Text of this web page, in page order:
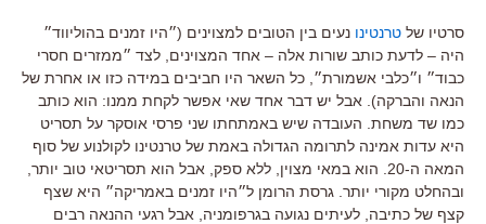
סרטיו של טרנטינו נעים בין הטובים למצוינים (״היו זמנים בהוליווד״
היה – לדעת כותב שורות אלה – אחד המצוינים לצד ״ממזרים חסרי
כבוד״ ו״כלבי אשמורת״ כל השאר היו חביבים במידה כזו או אחרת של
הנאה והברקה). אבל יש דבר אחד שאי אפשר לקחת ממנו: הוא כותב
כמו שד משחת העובדה שיש באמתחתו שני פרסי אוסקר על תסריט
היא עדות אמינה לתרומה הגדולה באמת של טרנטינו לקולנוע של סוף
המאה ה-20. הוא במאי מצוין ללא ספק אבל הוא תסריטאי טוב יותר
ובהחלט מקורי יותר גרסת הרומן ל״היו זמנים באמריקה״ היא שצף
קצף של כתיבה לעיתים נגועה בגרפומניה
אבל רגעי ההנאה רבים